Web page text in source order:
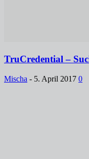
TruCredential –
Mischa - 5. April 2017 0